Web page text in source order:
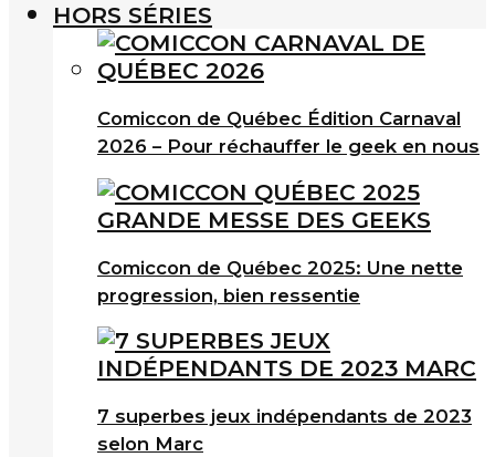
HORS SÉRIES
Comiccon de Québec Édition Carnaval
2026 – Pour réchauffer le geek en nous
Comiccon de Québec 2025: Une nette
progression, bien ressentie
7 superbes jeux indépendants de 2023
selon Marc